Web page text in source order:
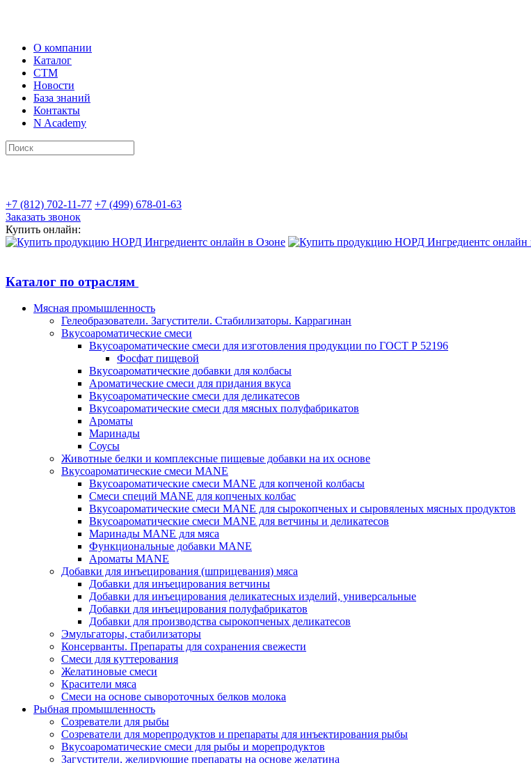
О компании
Каталог
СТМ
Новости
База знаний
Контакты
N Academy
+7 (812) 702-11-77 +7 (499) 678-01-63
Заказать звонок
Купить онлайн:
Каталог по отраслям
Мясная промышленность
Гелеобразователи. Загустители. Стабилизаторы. Каррагинан
Вкусоароматические смеси
Вкусоароматические смеси для изготовления продукции по ГОСТ Р 52196
Фосфат пищевой
Вкусоароматические добавки для колбасы
Ароматические смеси для придания вкуса
Вкусоароматические смеси для деликатесов
Вкусоароматические смеси для мясных полуфабрикатов
Ароматы
Маринады
Соусы
Животные белки и комплексные пищевые добавки на их основе
Вкусоароматические смеси MANE
Вкусоароматические смеси MANE для копченой колбасы
Смеси специй MANE для копченых колбас
Вкусоароматические смеси MANE для сырокопченых и сыровяленых мясных продуктов
Вкусоароматические смеси MANE для ветчины и деликатесов
Маринады MANE для мяса
Функциональные добавки MANE
Ароматы MANE
Добавки для инъецирования (шприцевания) мяса
Добавки для инъецирования ветчины
Добавки для инъецирования деликатесных изделий, универсальные
Добавки для инъецирования полуфабрикатов
Добавки для производства сырокопченых деликатесов
Эмульгаторы, стабилизаторы
Консерванты. Препараты для сохранения свежести
Смеси для куттерования
Желатиновые смеси
Красители мяса
Смеси на основе сывороточных белков молока
Рыбная промышленность
Созреватели для рыбы
Созреватели для морепродуктов и препараты для инъектирования рыбы
Вкусоароматические смеси для рыбы и морепродуктов
Загустители, желирующие препараты на основе желатина